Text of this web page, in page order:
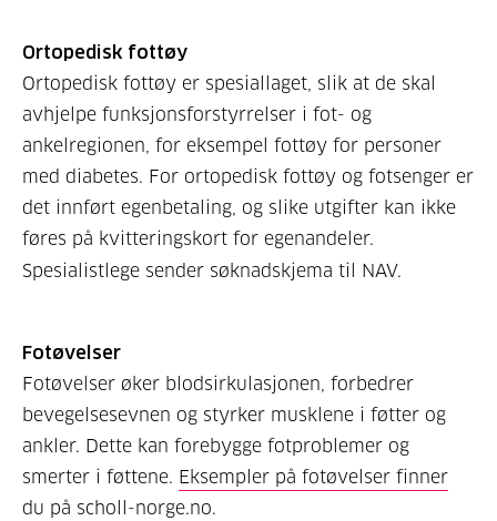
Ortopedisk fottøy
Ortopedisk fottøy er spesiallaget, slik at de skal
avhjelpe funksjonsforstyrrelser i fot- og
ankelregionen, for eksempel fottøy for personer
med diabetes. For ortopedisk fottøy og fotsenger er
det innført egenbetaling, og slike utgifter kan ikke
føres på kvitteringskort for egenandeler.
Spesialistlege sender søknadskjema til NAV.
Fotøvelser
Fotøvelser øker blodsirkulasjonen, forbedrer
bevegelsesevnen og styrker musklene i føtter og
ankler. Dette kan forebygge fotproblemer og
smerter i føttene. Eksempler på fotøvelser finner
du på scholl-norge.no.